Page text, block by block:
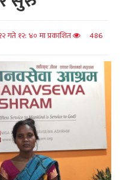
गते १२: ४० मा प्रकाशित
486